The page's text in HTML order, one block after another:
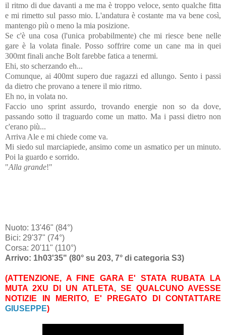
il ritmo di due davanti a me ma è troppo veloce, sento qualche fitta
e mi rimetto sul passo mio. L'andatura è costante ma va bene così,
mantengo più o meno la mia posizione.
Se c'è una cosa (l'unica probabilmente) che mi riesce bene nelle
gare è la volata finale. Posso soffrire come un cane ma in quei
300mt finali anche Bolt farebbe fatica a tenermi.
Ehi, sto scherzando eh...
Comunque, ai 400mt supero due ragazzi ed allungo. Sento i passi
da dietro che provano a tenere il mio ritmo.
Eh no, in volata no.
Faccio uno sprint assurdo, trovando energie non so da dove,
passando sotto il traguardo come un matto. Ma i passi dietro non
c'erano più...
Arriva Ale e mi chiede come va.
Mi siedo sul marciapiede, ansimo come un asmatico per un minuto.
Poi la guardo e sorrido.
"Alla grande!"
Nuoto: 13'46" (84°)
Bici: 29'37" (74°)
Corsa: 20'11" (110°)
Arrivo: 1h03'35" (80° su 203, 7° di categoria S3)
(ATTENZIONE, A FINE GARA E' STATA RUBATA LA
MUTA 2XU DI UN ATLETA, SE QUALCUNO AVESSE
NOTIZIE IN MERITO, E' PREGATO DI CONTATTARE
GIUSEPPE)